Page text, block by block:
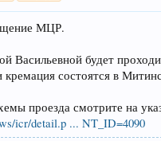
МЦР.
Васильевной будет
кремация состоятся в
проезда смотрите на
icr/detail.p ... NT_ID=4090